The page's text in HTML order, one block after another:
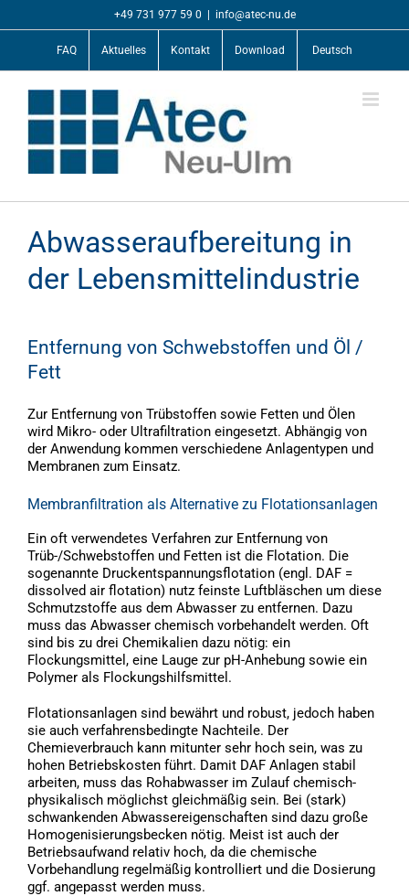
+49 731 977 59 0 info@atec-nu.de
FAQ Aktuelles Kontakt Download Deutsch
Abwasseraufbereitung in
der Lebensmittelindustrie
Entfernung von Schwebstoffen und Öl /
Fett
Zur Entfernung von Trübstoffen sowie Fetten und Ölen
wird Mikro- oder Ultrafiltration eingesetzt. Abhängig von
der Anwendung kommen verschiedene Anlagentypen und
Membranen zum Einsatz.
Membranfiltration als Alternative zu Flotationsanlagen
Ein oft verwendetes Verfahren zur Entfernung von
Trüb-/Schwebstoffen und Fetten ist die Flotation. Die
sogenannte Druckentspannungsflotation (engl. DAF =
dissolved air flotation) nutz feinste Luftbläschen um diese
Schmutzstoffe aus dem Abwasser zu entfernen. Dazu
muss das Abwasser chemisch vorbehandelt werden. Oft
sind bis zu drei Chemikalien dazu nötig: ein
Flockungsmittel, eine Lauge zur pH-Anhebung sowie ein
Polymer als Flockungshilfsmittel.
Flotationsanlagen sind bewährt und robust, jedoch haben
sie auch verfahrensbedingte Nachteile. Der
Chemieverbrauch kann mitunter sehr hoch sein, was zu
hohen Betriebskosten führt. Damit DAF Anlagen stabil
arbeiten, muss das Rohabwasser im Zulauf chemisch-
physikalisch möglichst gleichmäßig sein. Bei (stark)
schwankenden Abwassereigenschaften sind dazu große
Homogenisierungsbecken nötig. Meist ist auch der
Betriebsaufwand relativ hoch, da die chemische
Vorbehandlung regelmäßig kontrolliert und die Dosierung
ggf. angepasst werden muss.